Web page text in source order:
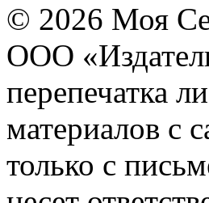
© 2026 Моя
ООО
перепечатка
материалов с
только с